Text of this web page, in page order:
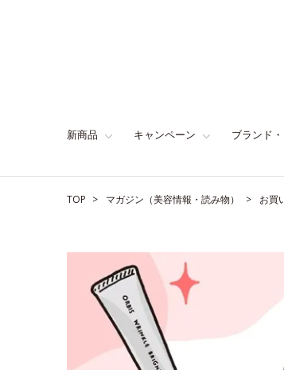
新商品 キャンペーン ブランド
TOP マガジン（美容情報・読み物） お買